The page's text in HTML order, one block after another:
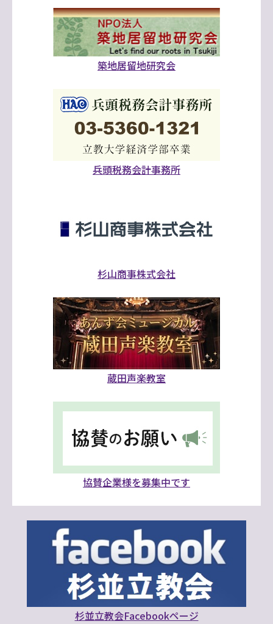
築地居留地研究会
兵頭税務会計事務所
杉山商事株式会社
蔵田声楽教室
協賛企業様を募集中です
杉並立教会Facebookページ